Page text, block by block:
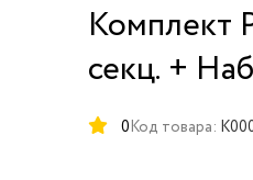
Комплект
секц. +
0Код товара: